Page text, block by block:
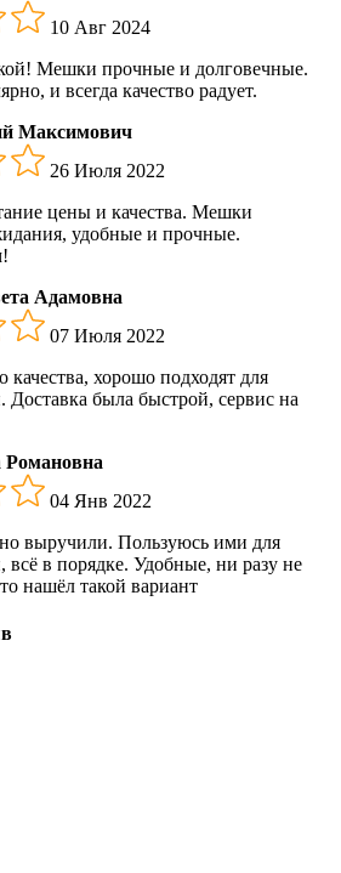
10 Авг 2024
Мешки прочные и долговечные.
и всегда качество радует.
Максимович
26 Июля 2022
цены и качества. Мешки
удобные и прочные.
Адамовна
07 Июля 2022
хорошо подходят для
Доставка была быстрой, сервис на
Романовна
04 Янв 2022
выручили. Пользуюсь ими для
всё в порядке. Удобные, ни разу не
нашёл такой вариант